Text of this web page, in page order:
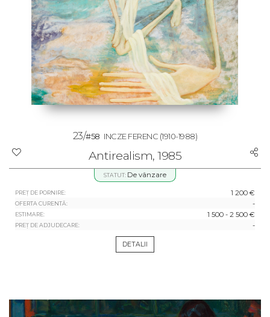
23/#58 INCZE FERENC (1910-1988)
Antirealism, 1985
STATUT: De vânzare
PREȚ DE PORNIRE: 1 200 €
OFERTA CURENTĂ: -
ESTIMARE: 1 500 - 2 500 €
PREȚ DE ADJUDECARE: -
DETALII